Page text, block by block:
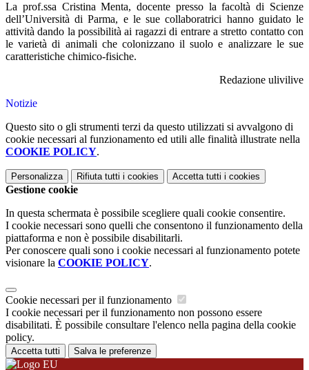
La prof.ssa Cristina Menta, docente presso la facoltà di Scienze
dell’Università di Parma, e le sue collaboratrici hanno guidato le
attività dando la possibilità ai ragazzi di entrare a stretto contatto con
le varietà di animali che colonizzano il suolo e analizzare le sue
caratteristiche chimico-fisiche.
Redazione ulivilive
Notizie
Questo sito o gli strumenti terzi da questo utilizzati si avvalgono di
cookie necessari al funzionamento ed utili alle finalità illustrate nella
COOKIE POLICY.
Personalizza Rifiuta tutti i cookies Accetta tutti i cookies
Gestione cookie
In questa schermata è possibile scegliere quali cookie consentire.
I cookie necessari sono quelli che consentono il funzionamento della
piattaforma e non è possibile disabilitarli.
Per conoscere quali sono i cookie necessari al funzionamento potete
visionare la COOKIE POLICY.
Cookie necessari per il funzionamento
I cookie necessari per il funzionamento non possono essere
disabilitati. È possibile consultare l'elenco nella pagina della cookie
policy.
Accetta tutti Salva le preferenze